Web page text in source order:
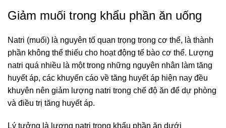
Giảm muối trong khẩu phần ăn uống
Natri (muối) là nguyên tố quan trọng trong cơ thể, là thành
phần không thể thiếu cho hoạt động tế bào cơ thể. Lượng
natri quá nhiều là một trong những nguyên nhân làm tăng
huyết áp, các khuyến cáo về tăng huyết áp hiện nay đều
khuyên nên giảm lượng natri trong chế độ ăn để dự phòng
và điều trị tăng huyết áp.
Lý tưởng là lượng natri trong khẩu phần ăn dưới